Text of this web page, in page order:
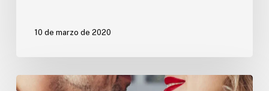
10 de marzo de 2020
Cómo